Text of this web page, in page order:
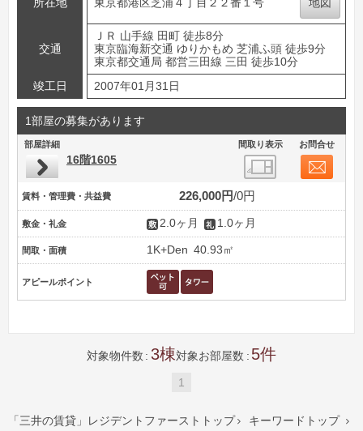
所在地 東京都港区芝浦４丁目２２番１号 地図
交通
ＪＲ 山手線 田町 徒歩8分
東京臨海新交通 ゆりかもめ 芝浦ふ頭 徒歩9分
東京都交通局 都営三田線 三田 徒歩10分
竣工日
2007年01月31日
1部屋の募集があります
部屋詳細 間取り表示 お問合せ
16階1605
賃料・管理費・共益費 226,000円 0円
敷金・礼金 2.0ヶ月 1.0ヶ月
間取・面積 1K+Den 40.93㎡
アピールポイント
対象物件数 3 対象お部屋数 5
1
「三井の賃貸」レジデントファーストトップ  キーワードトップ 